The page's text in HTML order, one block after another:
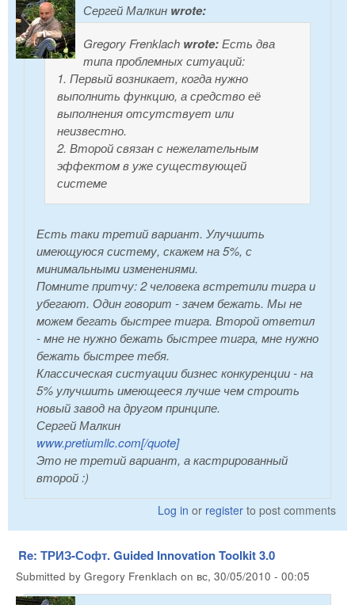
Сергей Малкин wrote:
Gregory Frenklach wrote:Есть два
типа проблемных ситуаций:
1. Первый возникает, когда нужно
выполнить функцию, а средство её
выполнения отсутствует или
неизвестно.
2. Второй связан с нежелательным
эффектом в уже существующей
системе
Есть таки третий вариант. Улучшить
имеющуюся систему, скажем на 5%, с
минимальными изменениями.
Помните притчу: 2 человека встретили тигра и
убегают. Один говорит - зачем бежать. Мы не
можем бегать быстрее тигра. Второй ответил
- мне не нужно бежать быстрее тигра, мне нужно
бежать быстрее тебя.
Классическая систуации бизнес конкуренции - на
5% улучшить имеющееся лучше чем строить
новый завод на другом принципе.
Сергей Малкин
www.pretiumllc.com[/quote]
Это не третий вариант, а кастрированный
второй :)
Log in or register to post comments
Re: ТРИЗ-Софт. Guided Innovation Toolkit 3.0
Submitted by Gregory Frenklach on вс, 30/05/2010 - 00:05